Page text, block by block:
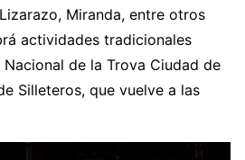
Miranda, entre otros
actividades tradicionales
de la Trova Ciudad de
Silleteros, que vuelve a las